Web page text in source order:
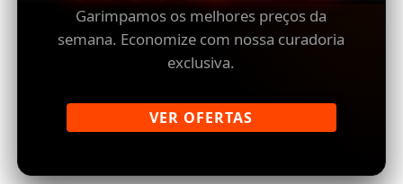
Garimpamos os melhores preços da
semana. Economize com nossa curadoria
exclusiva.
VER OFERTAS